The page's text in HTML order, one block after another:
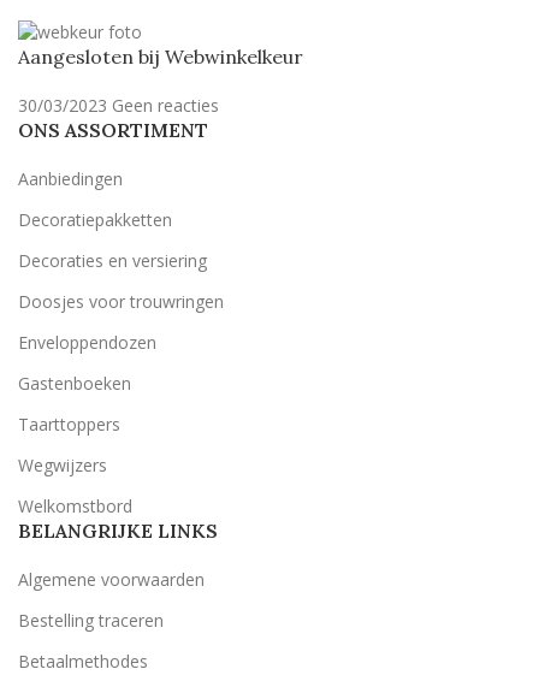
Aangesloten bij Webwinkelkeur
30/03/2023 Geen reacties
ONS ASSORTIMENT
Aanbiedingen
Decoratiepakketten
Decoraties en versiering
Doosjes voor trouwringen
Enveloppendozen
Gastenboeken
Taarttoppers
Wegwijzers
Welkomstbord
BELANGRIJKE LINKS
Algemene voorwaarden
Bestelling traceren
Betaalmethodes